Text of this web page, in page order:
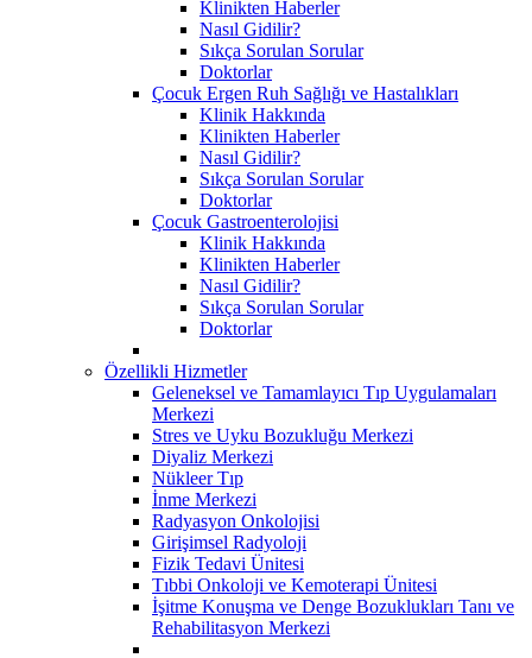
Klinikten Haberler
Nasıl Gidilir?
Sıkça Sorulan Sorular
Doktorlar
Çocuk Ergen Ruh Sağlığı ve Hastalıkları
Klinik Hakkında
Klinikten Haberler
Nasıl Gidilir?
Sıkça Sorulan Sorular
Doktorlar
Çocuk Gastroenterolojisi
Klinik Hakkında
Klinikten Haberler
Nasıl Gidilir?
Sıkça Sorulan Sorular
Doktorlar
Özellikli Hizmetler
Geleneksel ve Tamamlayıcı Tıp Uygulamaları
Merkezi
Stres ve Uyku Bozukluğu Merkezi
Diyaliz Merkezi
Nükleer Tıp
İnme Merkezi
Radyasyon Onkolojisi
Girişimsel Radyoloji
Fizik Tedavi Ünitesi
Tıbbi Onkoloji ve Kemoterapi Ünitesi
İşitme Konuşma ve Denge Bozuklukları Tanı ve
Rehabilitasyon Merkezi